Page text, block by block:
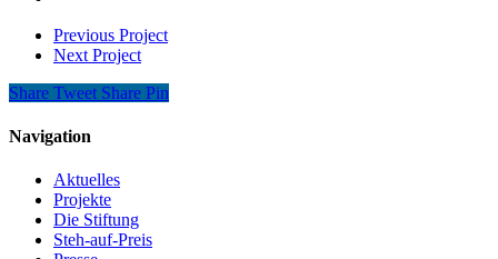
Previous Project
Next Project
Share Tweet Share Pin
Navigation
Aktuelles
Projekte
Die Stiftung
Steh-auf-Preis